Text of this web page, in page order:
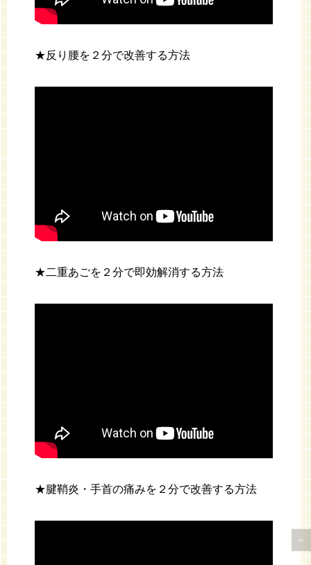
★反り腰を２分で改善する方法
★二重あごを２分で即効解消する方法
★腱鞘炎・手首の痛みを２分で改善する方法